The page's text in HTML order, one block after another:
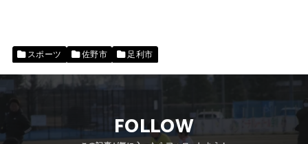
スポーツ 佐野市 足利市
FOLLOW